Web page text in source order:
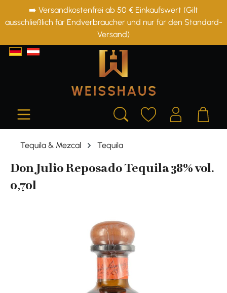
springen
➡️ Versandkostenfrei ab 50 € Einkaufswert (Gilt
ausschließlich für Endverbraucher und nur für den Standard-
Versand)
Tequila & Mezcal Tequila
Don Julio Reposado Tequila 38% vol.
0,70l